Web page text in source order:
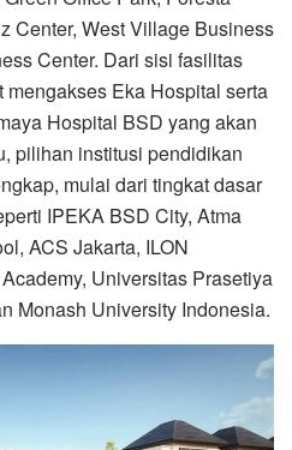
Center, West Village Business
Center. Dari sisi fasilitas
Eka Hospital serta
Hospital BSD yang akan
pilihan institusi pendidikan
mulai dari tingkat dasar
IPEKA BSD City, Atma
ACS Jakarta, ILON
Universitas Prasetiya
Monash University Indonesia.